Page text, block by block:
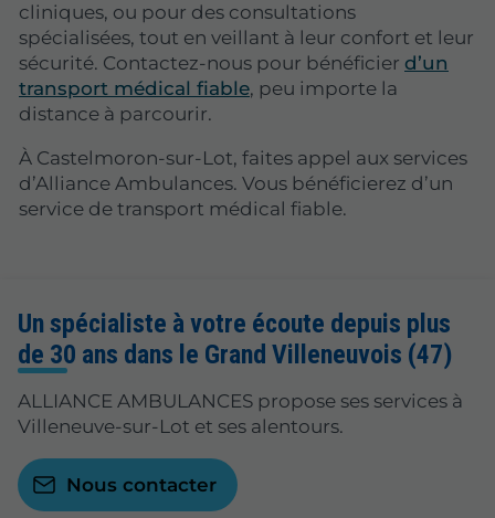
cliniques, ou pour des consultations
spécialisées, tout en veillant à leur confort et leur
sécurité. Contactez-nous pour bénéficier d’un
transport médical fiable, peu importe la
distance à parcourir.
À Castelmoron-sur-Lot, faites appel aux services
d’Alliance Ambulances. Vous bénéficierez d’un
service de transport médical fiable.
Un spécialiste à votre écoute depuis plus
de 30 ans dans le Grand Villeneuvois (47)
ALLIANCE AMBULANCES propose ses services à
Villeneuve-sur-Lot et ses alentours.
Nous contacter